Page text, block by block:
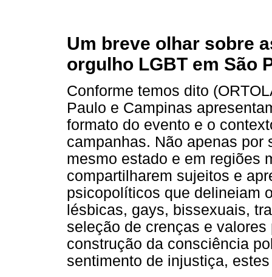
Um breve olhar sobre
orgulho LGBT em São
Conforme temos dito
Paulo e Campinas
formato do evento e o
campanhas. Não apenas por
mesmo estado e em regiões
compartilharem sujeitos e
psicopolíticos que delineiam
lésbicas, gays, bissexuais,
seleção de crenças e
construção da consciência
sentimento de injustiça,